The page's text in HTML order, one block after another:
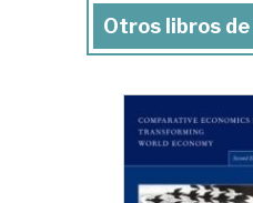
Otros libros de